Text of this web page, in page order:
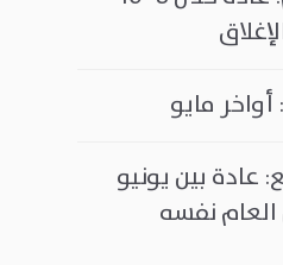
: أواخر مايو
: عادة بين يونيو
نفسه